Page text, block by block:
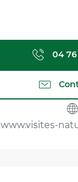
04
www.visites-